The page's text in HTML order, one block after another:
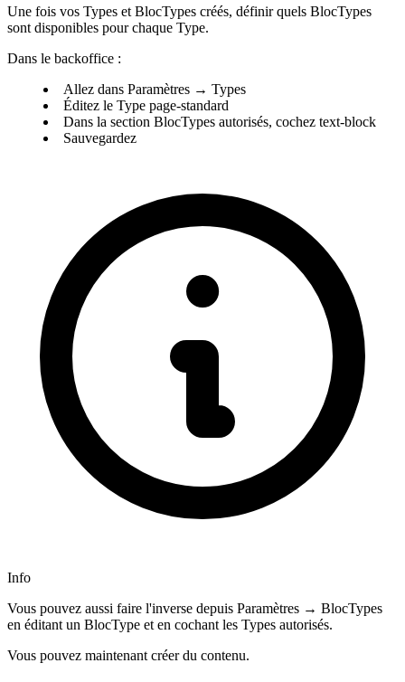
Une fois vos Types et BlocTypes créés, définir quels BlocTypes
sont disponibles pour chaque Type.
Dans le backoffice :
Allez dans Paramètres → Types
Éditez le Type page-standard
Dans la section BlocTypes autorisés, cochez text-block
Sauvegardez
Info
Vous pouvez aussi faire l'inverse depuis Paramètres → BlocTypes
en éditant un BlocType et en cochant les Types autorisés.
Vous pouvez maintenant créer du contenu.